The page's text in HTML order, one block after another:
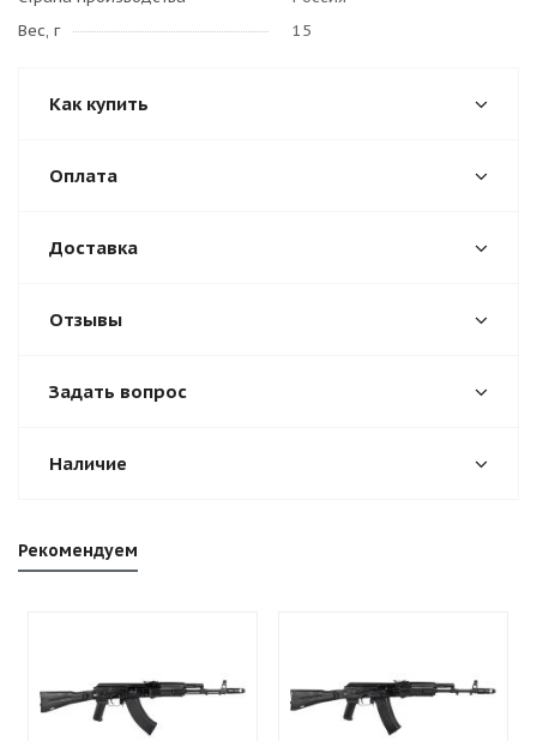
Вес, г
15
Как купить
Оплата
Доставка
Отзывы
Задать вопрос
Наличие
Рекомендуем